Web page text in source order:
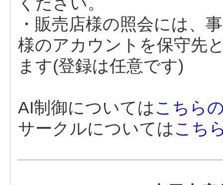
・販売店様の照会には、
様のアカウントを保守先
ます(登録は任意です)
AI制御については こちら
サークルについては こち